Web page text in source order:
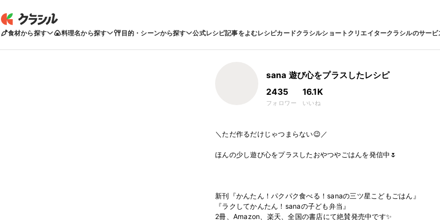
食材から探す 料理名から探す 目的・シーンから探す 公式レシピ記事をよむレシピカードクラシルショートクリエイタークラシルのサービ
sana 遊び心をプラスしたレシピ
2435
フォロワー
16.1K
いいね
＼ただ作るだけじゃつまらない😉／
ほんの少し遊び心をプラスしたおやつやごはんを発信中🌷
新刊『かんたん！パクパク食べる！sanaの三ツ星こどもごはん』
『ラクしてかんたん！sanaの子ども弁当』
2冊、Amazon、楽天、全国の書店にて絶賛発売中です✨